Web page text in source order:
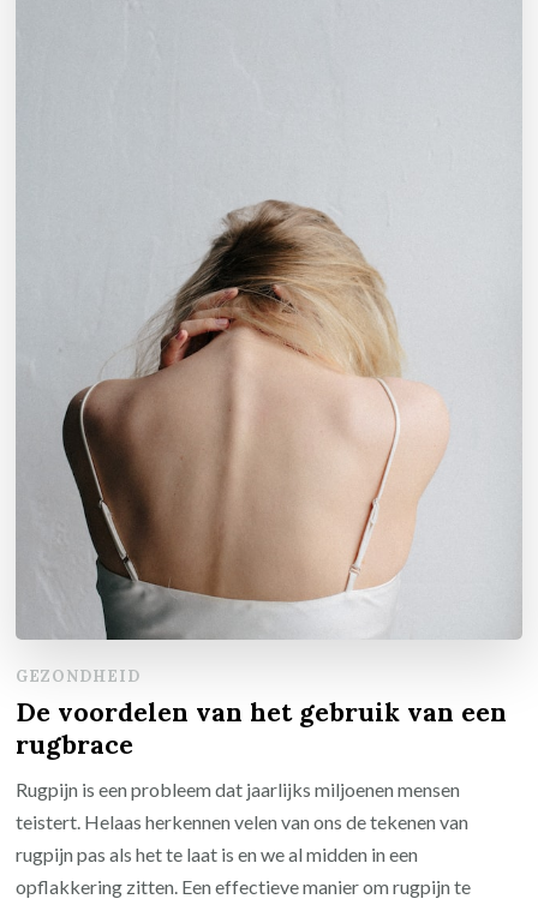
GEZONDHEID
De voordelen van het gebruik van een
rugbrace
Rugpijn is een probleem dat jaarlijks miljoenen mensen
teistert. Helaas herkennen velen van ons de tekenen van
rugpijn pas als het te laat is en we al midden in een
opflakkering zitten. Een effectieve manier om rugpijn te